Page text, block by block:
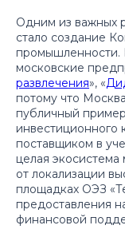
Одним из важных
стало создание
промышленности.
московские
развлечения», «
потому что
публичный
инвестиционного
поставщиком в
целая
от локализации
площадках ОЭЗ
предоставления
финансовой